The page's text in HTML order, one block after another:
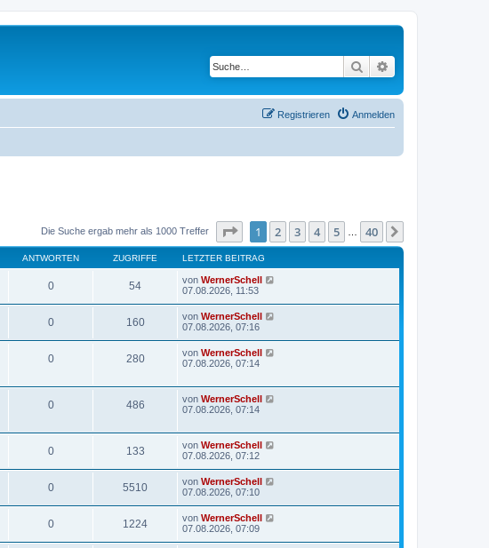
Suche
Anmelden
Registrieren
Die Suche ergab mehr als 1000 Treffer Seite von40
1 2 3 4 5 40
ANTWORTEN ZUGRIFFE LETZTER BEITRAG
0 54 von WernerSchell
07.08.2026, 11:53
0 160 von WernerSchell
07.08.2026, 07:16
0 280 von WernerSchell
07.08.2026, 07:14
0 486 von WernerSchell
07.08.2026, 07:14
0 133 von WernerSchell
07.08.2026, 07:12
0 5510 von WernerSchell
07.08.2026, 07:10
0 1224 von WernerSchell
07.08.2026, 07:09